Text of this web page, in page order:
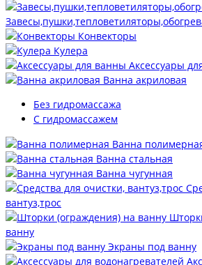
Конвекторы
Кулера
Аксессуары
Ванна акриловая
Без гидромассажа
С гидромассажем
Ванна
Ванна стальная
Ванна чугунная
вантуз,трос
ванну
Экраны под ванну